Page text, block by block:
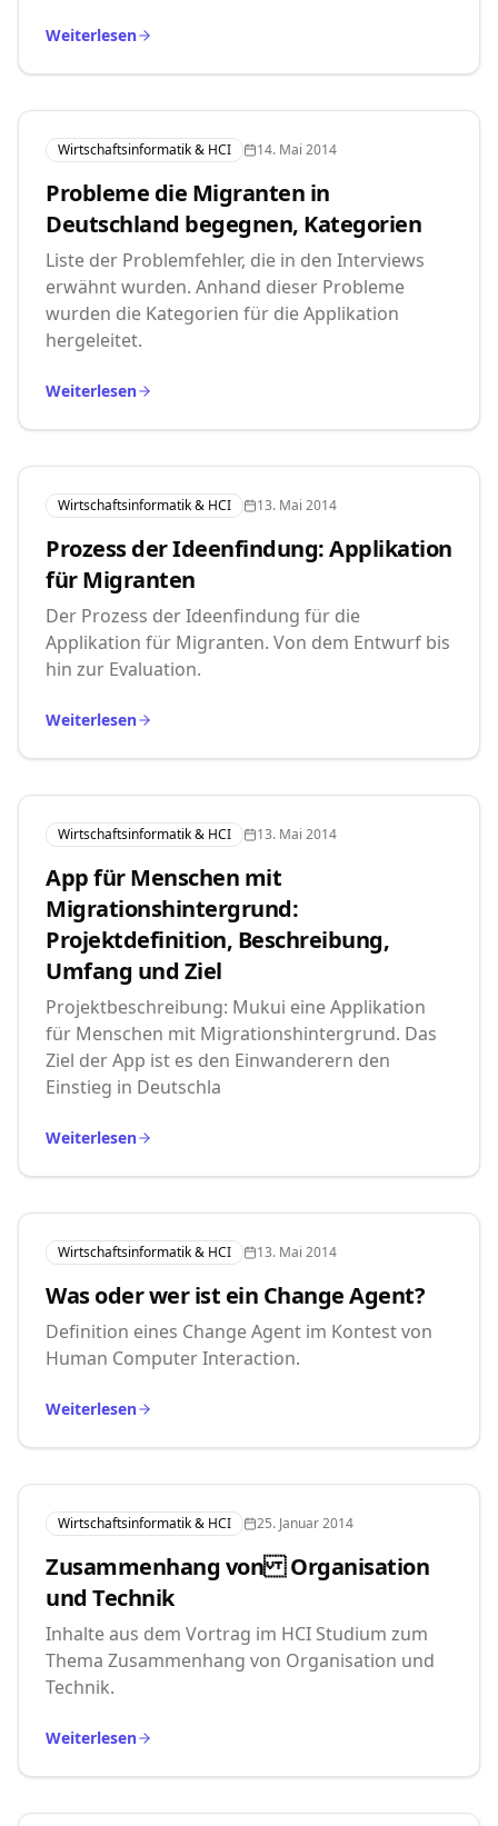
Weiterlesen
Wirtschaftsinformatik & HCI 14. Mai 2014
Probleme die Migranten in
Deutschland begegnen, Kategorien
Liste der Problemfehler, die in den Interviews
erwähnt wurden. Anhand dieser Probleme
wurden die Kategorien für die Applikation
hergeleitet.
Weiterlesen
Wirtschaftsinformatik & HCI 13. Mai 2014
Prozess der Ideenfindung: Applikation
für Migranten
Der Prozess der Ideenfindung für die
Applikation für Migranten. Von dem Entwurf bis
hin zur Evaluation.
Weiterlesen
Wirtschaftsinformatik & HCI 13. Mai 2014
App für Menschen mit
Migrationshintergrund:
Projektdefinition, Beschreibung,
Umfang und Ziel
Projektbeschreibung: Mukui eine Applikation
für Menschen mit Migrationshintergrund. Das
Ziel der App ist es den Einwanderern den
Einstieg in Deutschla
Weiterlesen
Wirtschaftsinformatik & HCI 13. Mai 2014
Was oder wer ist ein Change Agent?
Definition eines Change Agent im Kontest von
Human Computer Interaction.
Weiterlesen
Wirtschaftsinformatik & HCI 25. Januar 2014
Zusammenhang von Organisation
und Technik
Inhalte aus dem Vortrag im HCI Studium zum
Thema Zusammenhang von Organisation und
Technik.
Weiterlesen